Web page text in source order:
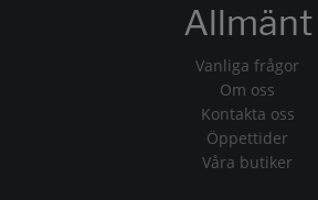
Allmänt
Vanliga frågor
Om oss
Kontakta oss
Öppettider
Våra butiker